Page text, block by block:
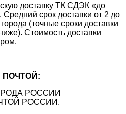
доставку ТК СДЭК «до
срок доставки от 2 до
(точные сроки доставки
Стоимость доставки
ПОЧТОЙ:
РОССИИ
РОССИИ.